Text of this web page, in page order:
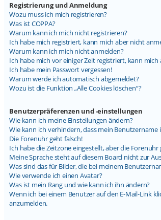
Registrierung und Anmeldung
Wozu muss ich mich registrieren?
Was ist COPPA?
Warum kann ich mich nicht registrieren?
Ich habe mich registriert, kann mich aber nicht
Warum kann ich mich nicht anmelden?
Ich habe mich vor einiger Zeit registriert, kann
Ich habe mein Passwort vergessen!
Warum werde ich automatisch abgemeldet?
Wozu ist die Funktion „Alle Cookies löschen“?
Benutzerpräferenzen und -einstellungen
Wie kann ich meine Einstellungen ändern?
Wie kann ich verhindern, dass mein
Die Forenuhr geht falsch!
Ich habe die Zeitzone eingestellt, aber die
Meine Sprache steht auf diesem Board nicht zur
Was sind das für Bilder, die bei meinem
Wie verwende ich einen Avatar?
Was ist mein Rang und wie kann ich ihn ändern?
Wenn ich bei einem Benutzer auf den E-Mail-Link
anzumelden.